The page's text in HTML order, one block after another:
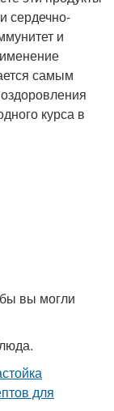
сердечно-
и
самым
курса в
вы могли